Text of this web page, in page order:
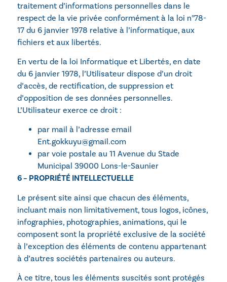
traitement d’informations personnelles dans le
respect de la vie privée conformément à la loi n°78-
17 du 6 janvier 1978 relative à l’informatique, aux
fichiers et aux libertés.
En vertu de la loi Informatique et Libertés, en date
du 6 janvier 1978, l’Utilisateur dispose d’un droit
d’accès, de rectification, de suppression et
d’opposition de ses données personnelles.
L’Utilisateur exerce ce droit :
par mail à l’adresse email
Ent.gokkuyu@gmail.com
par voie postale au 11 Avenue du Stade
Municipal 39000 Lons-le-Saunier
6 – PROPRIÉTÉ INTELLECTUELLE
Le présent site ainsi que chacun des éléments,
incluant mais non limitativement, tous logos, icônes,
infographies, photographies, animations, qui le
composent sont la propriété exclusive de la société
à l’exception des éléments de contenu appartenant
à d’autres sociétés partenaires ou auteurs.
À ce titre, tous les éléments suscités sont protégés